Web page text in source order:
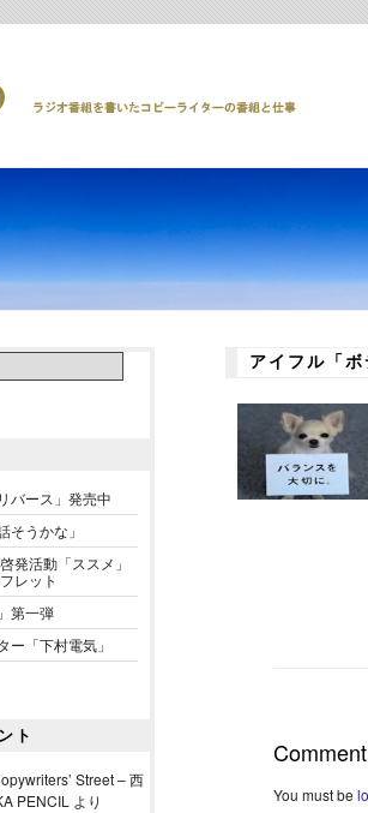
バース」発売中
そうかな」
発活動「ススメ」
レット
第一弾
ー「下村電気」
ト
Street – 西
PENCIL より
アイフル「
Comment
You must be